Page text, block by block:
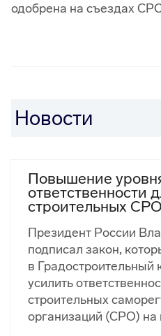
одобрена на съездах
Новости
Повышение
ответственности
строительных СРО
Президент России
подписал закон,
в Градостроительный
усилить
строительных
организаций (СРО) на